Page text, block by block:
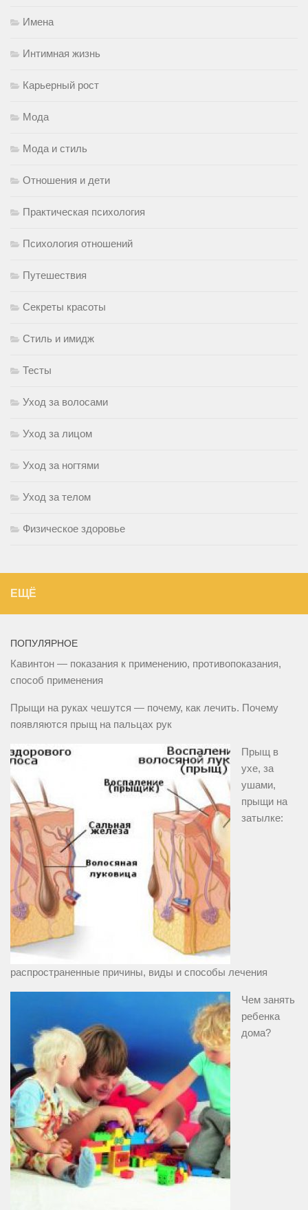
Имена
Интимная жизнь
Карьерный рост
Мода
Мода и стиль
Отношения и дети
Практическая психология
Психология отношений
Путешествия
Секреты красоты
Стиль и имидж
Тесты
Уход за волосами
Уход за лицом
Уход за ногтями
Уход за телом
Физическое здоровье
ЕЩЁ
ПОПУЛЯРНОЕ
Кавинтон — показания к применению, противопоказания,
способ применения
Прыщи на руках чешутся — почему, как лечить. Почему
появляются прыщ на пальцах рук
Прыщ в
ухе, за
ушами,
прыщи на
затылке:
распространенные причины, виды и способы лечения
Чем занять
ребенка
дома?